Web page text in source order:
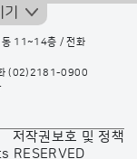
동 11~14층 / 전화
(02)2181-0900
저작권보호 및 정책